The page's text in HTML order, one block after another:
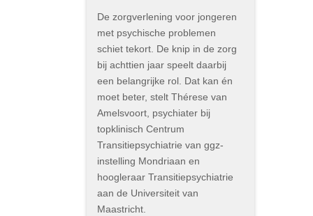
De zorgverlening voor jongeren
met psychische problemen
schiet tekort. De knip in de zorg
bij achttien jaar speelt daarbij
een belangrijke rol. Dat kan én
moet beter, stelt Thérese van
Amelsvoort, psychiater bij
topklinisch Centrum
Transitiepsychiatrie van ggz-
instelling Mondriaan en
hoogleraar Transitiepsychiatrie
aan de Universiteit van
Maastricht.